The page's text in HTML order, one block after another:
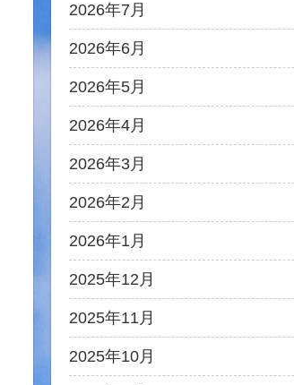
2026年7月
2026年6月
2026年5月
2026年4月
2026年3月
2026年2月
2026年1月
2025年12月
2025年11月
2025年10月